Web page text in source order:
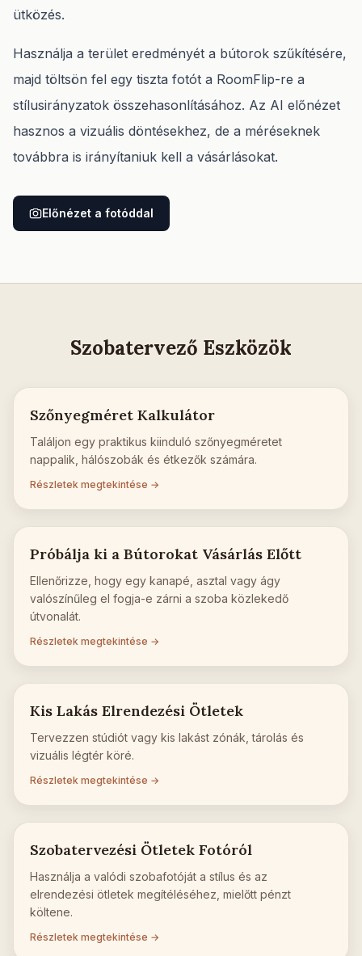
ütközés.
Használja a terület eredményét a bútorok szűkítésére,
majd töltsön fel egy tiszta fotót a RoomFlip-re a
stílusirányzatok összehasonlításához. Az AI előnézet
hasznos a vizuális döntésekhez, de a méréseknek
továbbra is irányítaniuk kell a vásárlásokat.
Előnézet a fotóddal
Szobatervező Eszközök
Szőnyegméret Kalkulátor
Találjon egy praktikus kiinduló szőnyegméretet
nappalik, hálószobák és étkezők számára.
Részletek megtekintése →
Próbálja ki a Bútorokat Vásárlás Előtt
Ellenőrizze, hogy egy kanapé, asztal vagy ágy
valószínűleg el fogja-e zárni a szoba közlekedő
útvonalát.
Részletek megtekintése →
Kis Lakás Elrendezési Ötletek
Tervezzen stúdiót vagy kis lakást zónák, tárolás és
vizuális légtér köré.
Részletek megtekintése →
Szobatervezési Ötletek Fotóról
Használja a valódi szobafotóját a stílus és az
elrendezési ötletek megítéléséhez, mielőtt pénzt
költene.
Részletek megtekintése →